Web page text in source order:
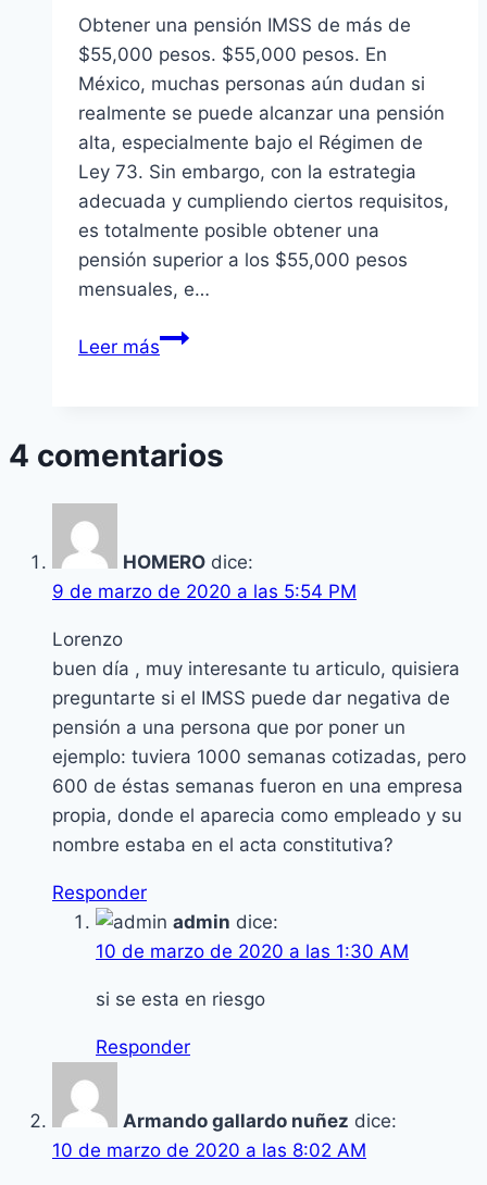
Obtener una pensión IMSS de más de
$55,000 pesos. $55,000 pesos. En
México, muchas personas aún dudan si
realmente se puede alcanzar una pensión
alta, especialmente bajo el Régimen de
Ley 73. Sin embargo, con la estrategia
adecuada y cumpliendo ciertos requisitos,
es totalmente posible obtener una
pensión superior a los $55,000 pesos
mensuales, e…
Leer másObtener
de
pesos
4 comentarios
HOMERO dice:
9 de marzo de 2020 a las 5:54 PM
Lorenzo
buen día , muy interesante tu articulo, quisiera
preguntarte si el IMSS puede dar negativa de
pensión a una persona que por poner un
ejemplo: tuviera 1000 semanas cotizadas, pero
600 de éstas semanas fueron en una empresa
propia, donde el aparecia como empleado y su
nombre estaba en el acta constitutiva?
Responder
admin dice:
10 de marzo de 2020 a las 1:30 AM
si se esta en riesgo
Responder
Armando gallardo nuñez dice:
10 de marzo de 2020 a las 8:02 AM